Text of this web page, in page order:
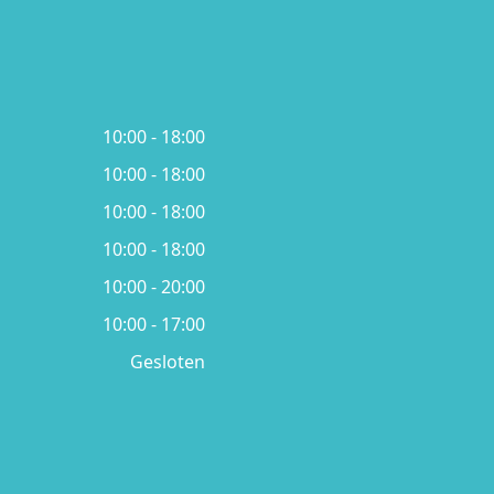
10:00 - 18:00
10:00 - 18:00
10:00 - 18:00
10:00 - 18:00
10:00 - 20:00
10:00 - 17:00
Gesloten